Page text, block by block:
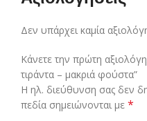
Δεν υπάρχει καμία
Κάνετε την πρώτη
τιράντα – μακριά φούστα”
Η ηλ. διεύθυνση σας δεν
πεδία σημειώνονται με *